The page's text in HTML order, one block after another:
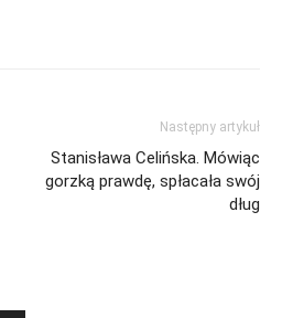
Następny artykuł
Stanisława Celińska. Mówiąc
gorzką prawdę, spłacała swój
dług